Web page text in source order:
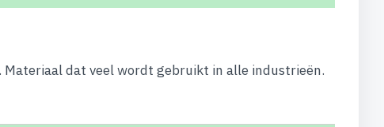
Materiaal dat veel wordt gebruikt in alle industrieën.